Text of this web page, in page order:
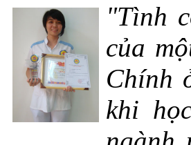
"Tình
của
Chính
khi